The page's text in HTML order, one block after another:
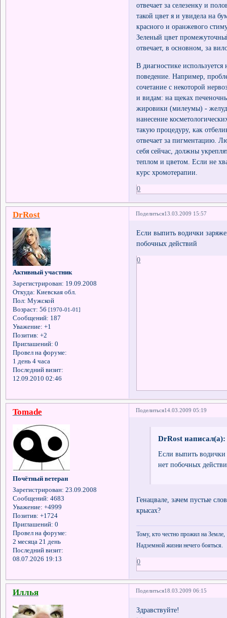
отвечает за селезенку и
такой цвет я и увидела на
красного и оранжевого
Зеленый цвет
отвечает, в основном, за
В диагностике
поведение. Например,
сочетание с некоторой
и видам: на щеках
жировики (милеумы) -
нанесение
такую процедуру, как
отвечает за пигментацию.
себя сейчас, должны
теплом и цветом. Если не
курс хромотерапии.
0
Поделиться13.03.2009 15:57
DrRоst
Активный участник
Зарегистрирован: 19.09.2008
Откуда: Киевская обл.
Пол: Мужской
Возраст: 56 [1970-01-01]
Сообщений: 187
Уважение: +1
Позитив: +2
Приглашений: 0
Провел на форуме:
1 день 4 часа
Последний визит:
12.09.2010 02:46
Если выпить водички
побочных действий
0
Поделиться14.03.2009 05:19
Tomade
Почётный ветеран
Зарегистрирован: 23.09.2008
Сообщений: 4683
Уважение: +4999
Позитив: +1724
Приглашений: 0
Провел на форуме:
2 месяца 21 день
Последний визит:
08.07.2026 19:13
DrRost написал(а):
Если выпить водички
нет побочных
Генацвале, зачем пустые
крысах?
Тому, кто честно прожил на Земле,
Надземной жизни нечего бояться.
0
Поделиться18.03.2009 06:15
Иллья
Здравствуйте!